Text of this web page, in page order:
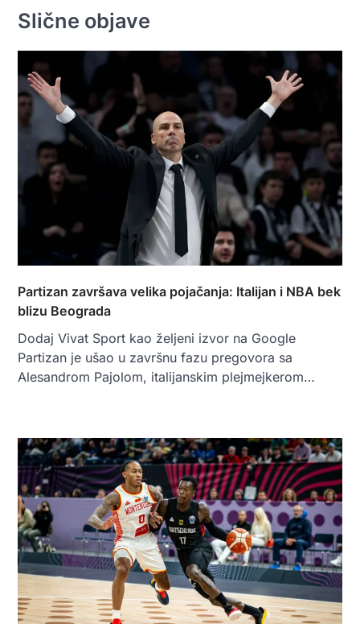
Slične objave
Partizan završava velika pojačanja: Italijan i NBA bek
blizu Beograda
Dodaj Vivat Sport kao željeni izvor na Google
Partizan je ušao u završnu fazu pregovora sa
Alesandrom Pajolom, italijanskim plejmejkerom…